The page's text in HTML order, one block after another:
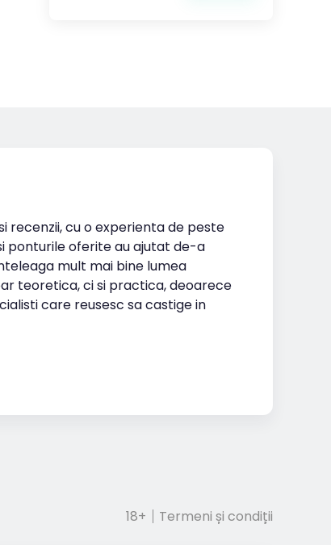
recenzii, cu o experienta de peste
ponturile oferite au ajutat de-a
mult mai bine lumea
teoretica, ci si practica, deoarece
care reusesc sa castige in
18+ Termeni și condiții